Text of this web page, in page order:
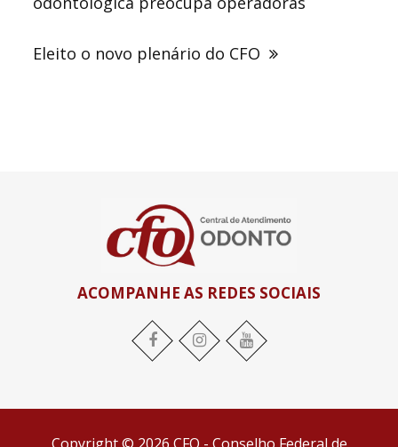
Eleito o novo plenário do CFO
ACOMPANHE AS REDES SOCIAIS
Facebook Instagram YouTube